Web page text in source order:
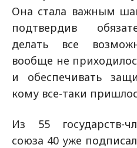
Она стала важным
подтвердив
делать все
вообще не
и обеспечивать
кому все-таки
Из 55 государств-
союза 40 уже